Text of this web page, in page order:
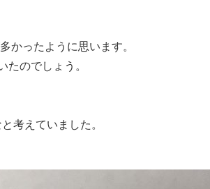
かったように思います。
のでしょう。
考えていました。